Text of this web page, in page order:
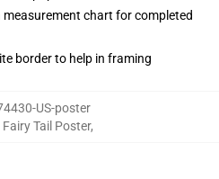
chart for completed
border to help in framing
US-poster
Fairy Tail Poster,